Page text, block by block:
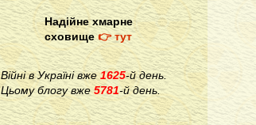
Надійне хмарне
сховище👉 тут
Війні в Україні вже1625-й день.
Цьому блогу вже 5781-й день.